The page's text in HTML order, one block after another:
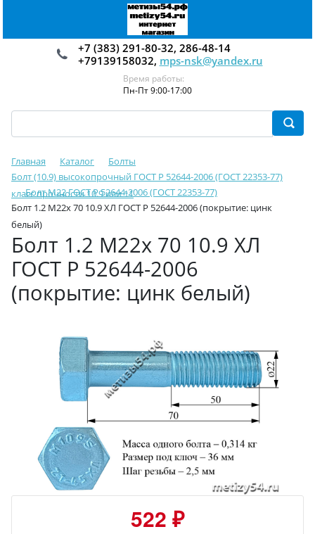
+7 (383) 291-80-32, 286-48-14
+79139158032, mps-nsk@yandex.ru
Время работы:
Пн-Пт 9:00-17:00
Главная Каталог
Болты
Болт (10.9) высокопрочный ГОСТ Р 52644-2006 (ГОСТ 22353-77)
класс прочности 10.9 или 11
Болт М22 ГОСТ Р 52644-2006 (ГОСТ 22353-77)
Болт 1.2 М22х 70 10.9 ХЛ ГОСТ Р 52644-2006 (покрытие: цинк
белый)
Болт 1.2 М22х 70 10.9 ХЛ
ГОСТ Р 52644-2006
(покрытие: цинк белый)
522 ₽